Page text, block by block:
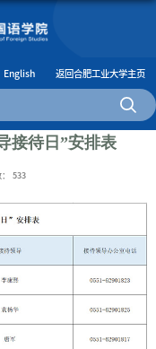
English 返回合肥工业大学主页
接待日”安排表
533